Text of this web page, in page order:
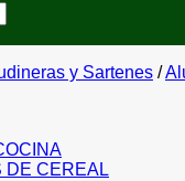
y Sartenes /
DE CEREAL